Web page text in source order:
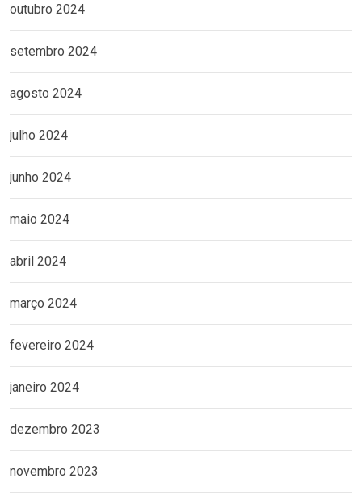
outubro 2024
setembro 2024
agosto 2024
julho 2024
junho 2024
maio 2024
abril 2024
março 2024
fevereiro 2024
janeiro 2024
dezembro 2023
novembro 2023